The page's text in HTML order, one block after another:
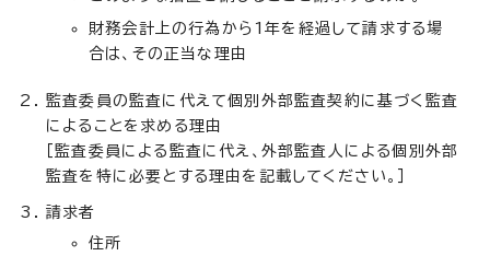
財務会計上の行為から1年を経過して請求する場
合は、その正当な理由
監査委員の監査に代えて個別外部監査契約に基づく監査
によることを求める理由
［監査委員による監査に代え、外部監査人による個別外部
監査を特に必要とする理由を記載してください。］
請求者
住所